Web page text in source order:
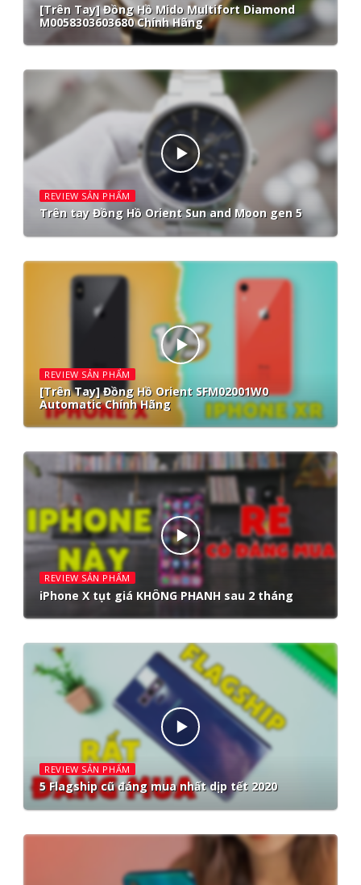
[Trên Tay] Đồng Hồ Mido Multifort Diamond
M0058303603680 Chính Hãng
REVIEW SẢN PHẨM
Trên tay Đồng Hồ Orient Sun and Moon gen 5
REVIEW SẢN PHẨM
[Trên Tay] Đồng Hồ Orient SFM02001W0
Automatic Chính Hãng
REVIEW SẢN PHẨM
iPhone X tụt giá KHÔNG PHANH sau 2 tháng
REVIEW SẢN PHẨM
5 Flagship cũ đáng mua nhất dịp tết 2020